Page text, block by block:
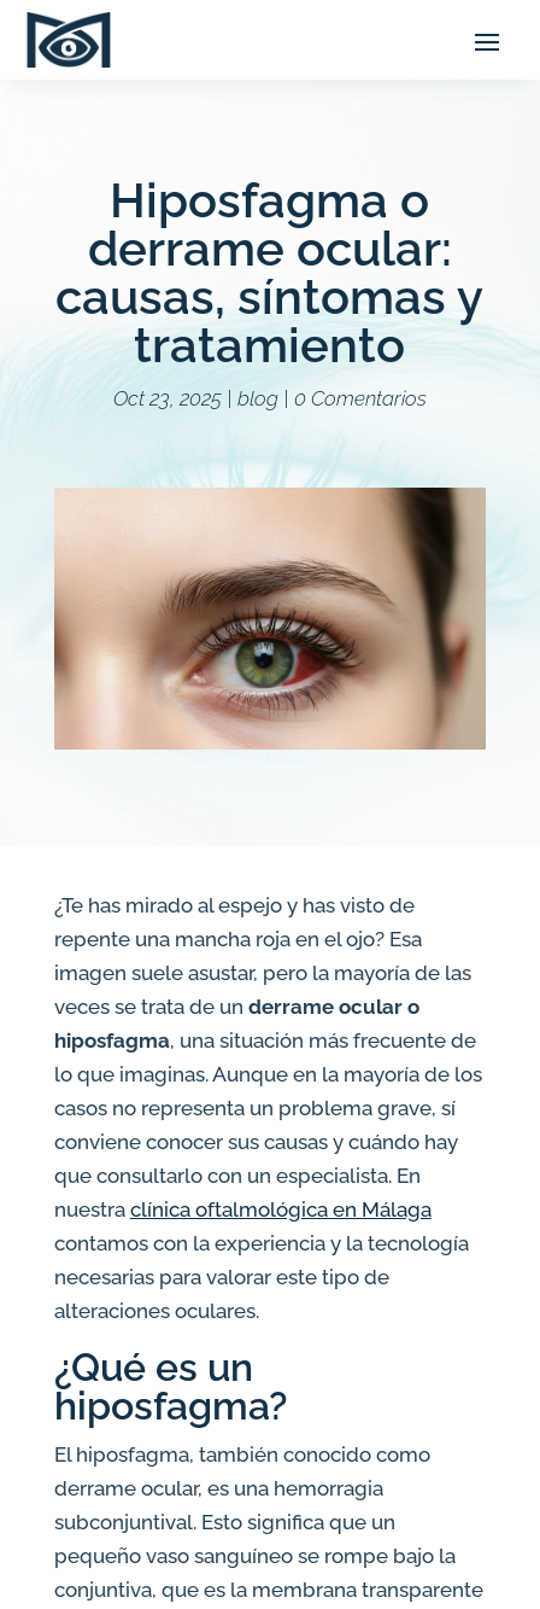
Hiposfagma o
derrame ocular:
causas, síntomas y
tratamiento
Oct 23, 2025| blog| 0 Comentarios
¿Te has mirado al espejo y has visto de
repente una mancha roja en el ojo? Esa
imagen suele asustar, pero la mayoría de las
veces se trata de un derrame ocular o
hiposfagma, una situación más frecuente de
lo que imaginas. Aunque en la mayoría de los
casos no representa un problema grave, sí
conviene conocer sus causas y cuándo hay
que consultarlo con un especialista. En
nuestra clínica oftalmológica en Málaga
contamos con la experiencia y la tecnología
necesarias para valorar este tipo de
alteraciones oculares.
¿Qué es un
hiposfagma?
El hiposfagma, también conocido como
derrame ocular, es una hemorragia
subconjuntival. Esto significa que un
pequeño vaso sanguíneo se rompe bajo la
conjuntiva, que es la membrana transparente